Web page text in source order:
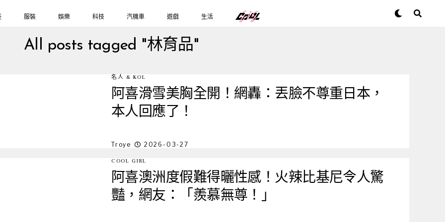
服裝 娛樂 科技 汽機車 遊戲 生活
All posts tagged "林育品"
名人 & KOL
阿喜滑雪美胸全開！網轟：丟臉不尊重日本，
本人回應了！
Troye 2026-03-27
COOL GIRL
阿喜澳洲度假難得曬性感！火辣比基尼令人驚
豔，網友：「羨慕無尊！」